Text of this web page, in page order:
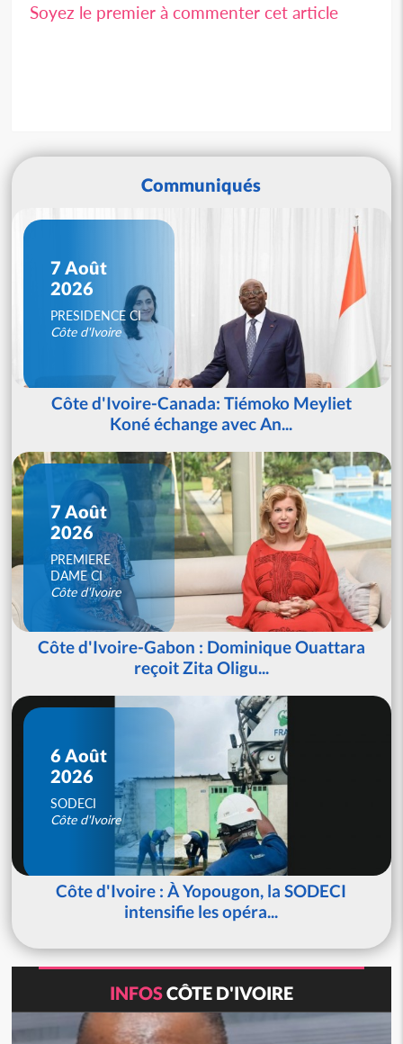
Soyez le premier à commenter cet article
Communiqués
7 Août
2026
PRESIDENCE CI
Côte d'Ivoire
Côte d'Ivoire-Canada: Tiémoko Meyliet
Koné échange avec An...
7 Août
2026
PREMIERE
DAME CI
Côte d'Ivoire
Côte d'Ivoire-Gabon : Dominique Ouattara
reçoit Zita Oligu...
6 Août
2026
SODECI
Côte d'Ivoire
Côte d'Ivoire : À Yopougon, la SODECI
intensifie les opéra...
INFOSCÔTE D'IVOIRE